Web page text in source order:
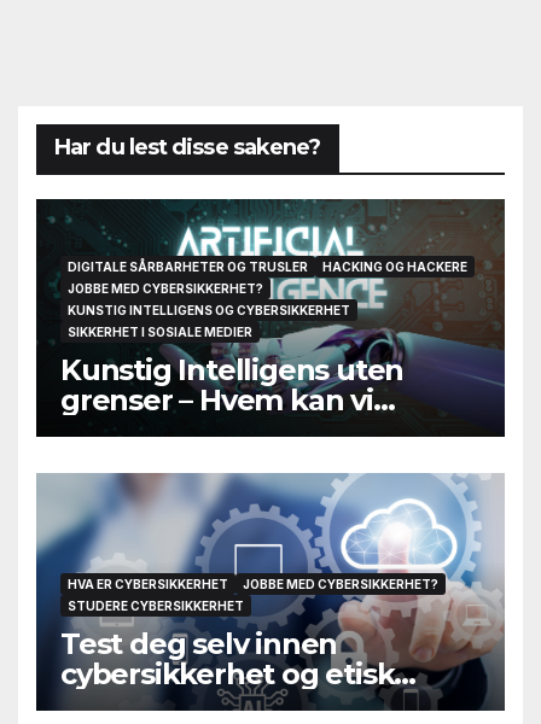
Har du lest disse sakene?
DIGITALE SÅRBARHETER OG TRUSLER
HACKING OG HACKERE
JOBBE MED CYBERSIKKERHET?
KUNSTIG INTELLIGENS OG CYBERSIKKERHET
SIKKERHET I SOSIALE MEDIER
Kunstig Intelligens uten
grenser – Hvem kan vi
egentlig stole på til slutt?
HVA ER CYBERSIKKERHET
JOBBE MED CYBERSIKKERHET?
STUDERE CYBERSIKKERHET
Test deg selv innen
cybersikkerhet og etisk
hacking